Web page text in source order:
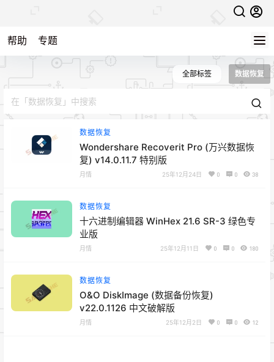
帮助 专题
全部标签 数据恢复
数据恢复
Wondershare Recoverit Pro (万兴数据恢
复) v14.0.11.7 特别版
月情 25年12月24日 0 0 38
数据恢复
十六进制编辑器 WinHex 21.6 SR-3 绿色专
业版
月情 25年12月11日 0 0 180
数据恢复
O&O DiskImage (数据备份恢复)
v22.0.1126 中文破解版
月情 25年12月2日 0 0 12